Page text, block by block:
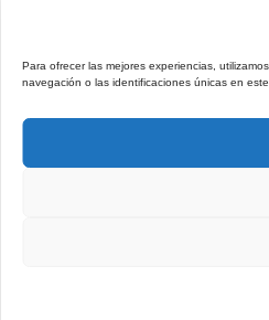
Para ofrecer las mejores experiencias,
navegación o las identificaciones únicas en